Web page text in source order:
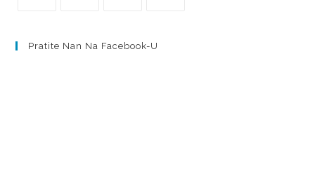
Pratite Nan Na Facebook-U